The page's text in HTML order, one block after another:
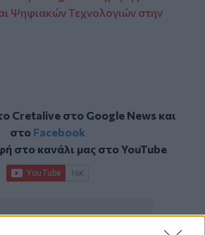
Ψηφιακών Τεχνολογιών στην
Cretalive στο Google Newsκαι
στο Facebook
στο κανάλι μας στοYouTube